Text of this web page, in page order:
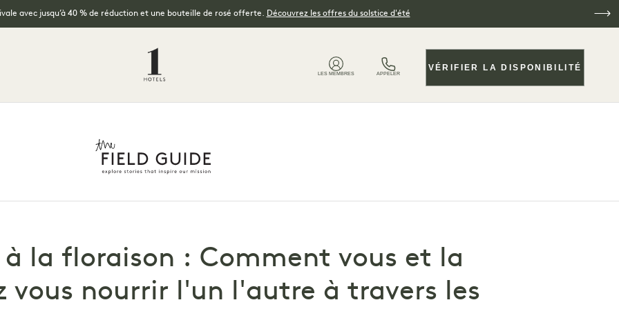
avec jusqu’à 40 % de réduction et une bouteille de rosé offerte. Découvrez les offres du solstice d'été
LES MEMBRES APPELER
VÉRIFIER LA DISPONIBILITÉ
la floraison : Comment vous et la
vous nourrir l'un l'autre à travers les